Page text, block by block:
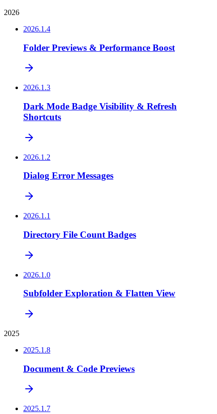
2026
2026.1.4
Folder Previews & Performance Boost
2026.1.3
Dark Mode Badge Visibility & Refresh
Shortcuts
2026.1.2
Dialog Error Messages
2026.1.1
Directory File Count Badges
2026.1.0
Subfolder Exploration & Flatten View
2025
2025.1.8
Document & Code Previews
2025.1.7